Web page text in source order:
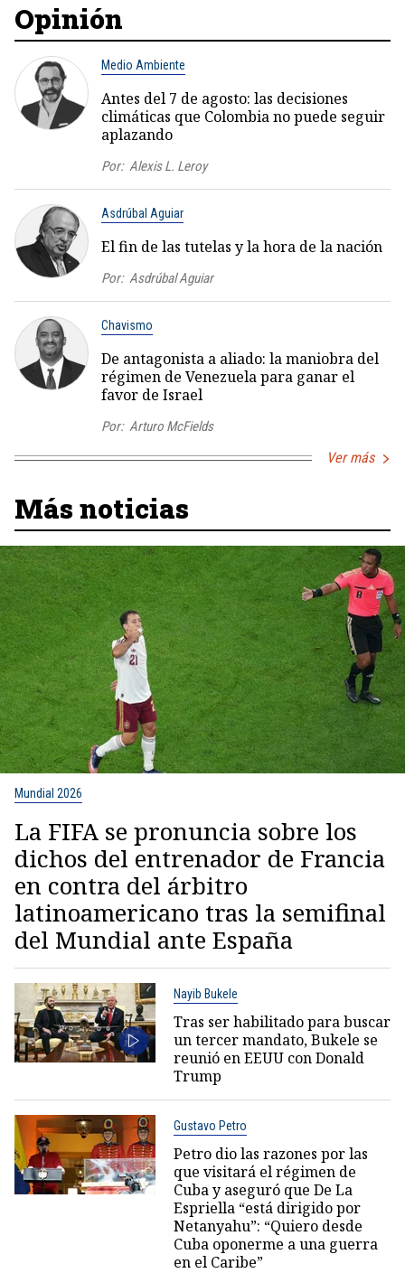
Opinión
Medio Ambiente
Antes del 7 de agosto: las decisiones
climáticas que Colombia no puede seguir
aplazando
Por: Alexis L. Leroy
Asdrúbal Aguiar
El fin de las tutelas y la hora de la nación
Por: Asdrúbal Aguiar
Chavismo
De antagonista a aliado: la maniobra del
régimen de Venezuela para ganar el
favor de Israel
Por: Arturo McFields
Ver más
Más noticias
Mundial 2026
La FIFA se pronuncia sobre los
dichos del entrenador de Francia
en contra del árbitro
latinoamericano tras la semifinal
del Mundial ante España
Nayib Bukele
Tras ser habilitado para buscar
un tercer mandato, Bukele se
reunió en EEUU con Donald
Trump
Gustavo Petro
Petro dio las razones por las
que visitará el régimen de
Cuba y aseguró que De La
Espriella “está dirigido por
Netanyahu”: “Quiero desde
Cuba oponerme a una guerra
en el Caribe”